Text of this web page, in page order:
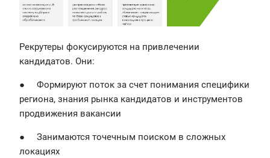
Рекрутеры фокусируются на привлечении
кандидатов. Они:
● Формируют поток за счет понимания специфики
региона, знания рынка кандидатов и инструментов
продвижения вакансии
● Занимаются точечным поиском в сложных
локациях